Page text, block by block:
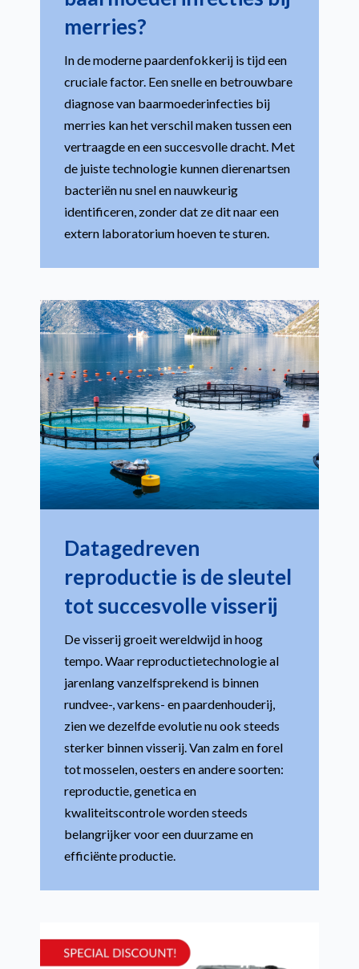
merries?
In de moderne paardenfokkerij is tijd een
cruciale factor. Een snelle en betrouwbare
diagnose van baarmoederinfecties bij
merries kan het verschil maken tussen een
vertraagde en een succesvolle dracht. Met
de juiste technologie kunnen dierenartsen
bacteriën nu snel en nauwkeurig
identificeren, zonder dat ze dit naar een
extern laboratorium hoeven te sturen.
Datagedreven
reproductie is de sleutel
tot succesvolle visserij
De visserij groeit wereldwijd in hoog
tempo. Waar reproductietechnologie al
jarenlang vanzelfsprekend is binnen
rundvee-, varkens- en paardenhouderij,
zien we dezelfde evolutie nu ook steeds
sterker binnen visserij. Van zalm en forel
tot mosselen, oesters en andere soorten:
reproductie, genetica en
kwaliteitscontrole worden steeds
belangrijker voor een duurzame en
efficiënte productie.